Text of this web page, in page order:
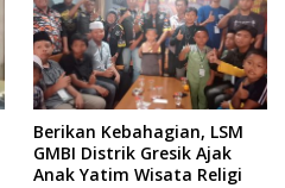
Berikan Kebahagian, LSM
GMBI Distrik Gresik Ajak
Anak Yatim Wisata Religi